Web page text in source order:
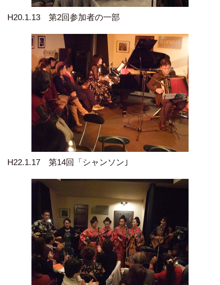
H20.1.13 第2回参加者の一部
H22.1.17 第14回「シャンソン｣